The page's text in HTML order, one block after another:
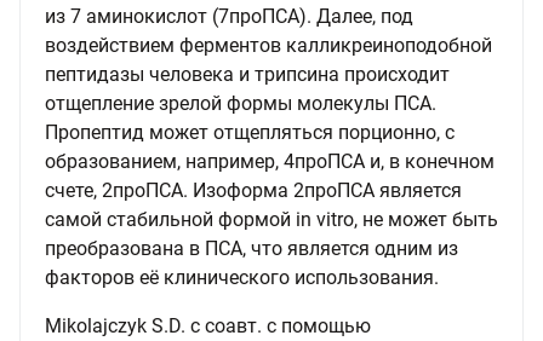
из 7 аминокислот (7проПСА). Далее, под
воздействием ферментов калликреиноподобной
пептидазы человека и трипсина происходит
отщепление зрелой формы молекулы ПСА.
Пропептид может отщепляться порционно, с
образованием, например, 4проПСА и, в конечном
счете, 2проПСА. Изоформа 2проПСА является
самой стабильной формой in vitro, не может быть
преобразована в ПСА, что является одним из
факторов её клинического использования.
Mikolajczyk S.D. с соавт. с помощью